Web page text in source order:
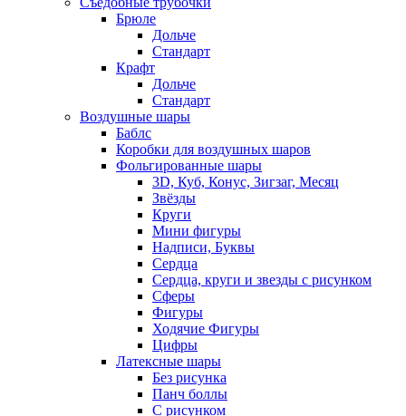
Брюле
Дольче
Стандарт
Крафт
Дольче
Стандарт
Воздушные шары
Баблс
Коробки для воздушных шаров
Фольгированные шары
3D, Куб, Конус, Зигзаг, Месяц
Звёзды
Круги
Мини фигуры
Надписи, Буквы
Сердца
Сердца, круги и звезды с рисунком
Сферы
Фигуры
Ходячие Фигуры
Цифры
Латексные шары
Без рисунка
Панч боллы
С рисунком